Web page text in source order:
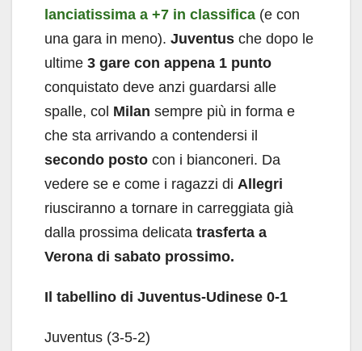
lanciatissima a +7 in classifica (e con
una gara in meno). Juventus che dopo le
ultime 3 gare con appena 1 punto
conquistato deve anzi guardarsi alle
spalle, col Milan sempre più in forma e
che sta arrivando a contendersi il
secondo posto con i bianconeri. Da
vedere se e come i ragazzi di Allegri
riusciranno a tornare in carreggiata già
dalla prossima delicata trasferta a
Verona di sabato prossimo.
Il tabellino di Juventus-Udinese 0-1
Juventus (3-5-2)